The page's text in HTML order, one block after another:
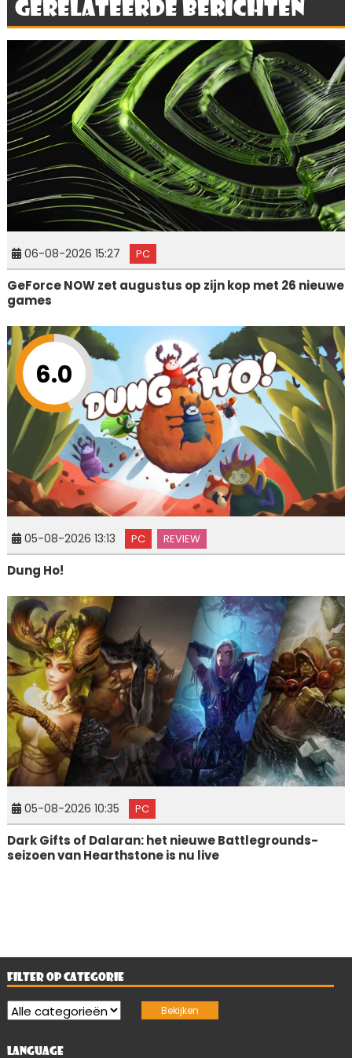
Gerelateerde berichten
06-08-2026 15:27 PC
GeForce NOW zet augustus op zijn kop met 26 nieuwe
games
6.0
05-08-2026 13:13 PC REVIEW
Dung Ho!
05-08-2026 10:35 PC
Dark Gifts of Dalaran: het nieuwe Battlegrounds-
seizoen van Hearthstone is nu live
FILTER OP CATEGORIE
LANGUAGE